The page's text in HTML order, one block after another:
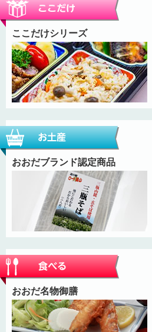
ここだけシリーズ
おおだブランド認定商品
おおだ名物御膳